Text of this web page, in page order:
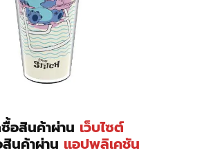
อสินค้าผ่าน เว็บไซต์
นค้าผ่าน แอปพลิเคชัน